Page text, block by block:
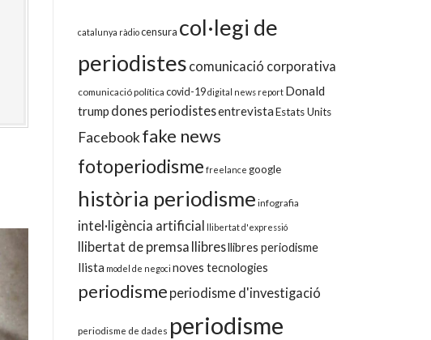
catalunya ràdiocensura col·legi de
periodistes comunicació corporativa
comunicació política covid-19digital news report Donald
trump dones periodistesentrevistaEstats Units
Facebookfake news
fotoperiodisme freelance google
història periodisme infografia
intel·ligència artificial llibertat d'expressió
llibertat de premsa llibresllibres periodisme
llista model de negoci noves tecnologies
periodisme periodisme d'investigació
periodisme de dades periodisme